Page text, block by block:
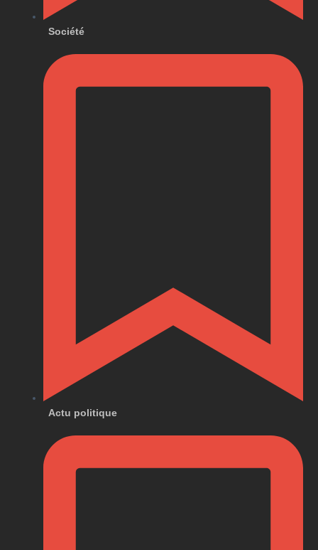
Société
Actu politique